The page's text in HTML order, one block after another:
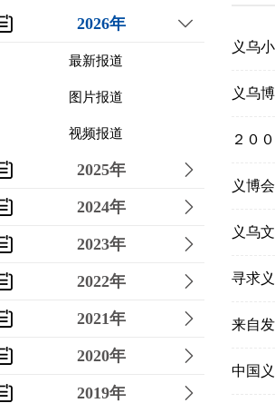
2026年
最新报道
图片报道
视频报道
2025年
2024年
2023年
2022年
2021年
2020年
2019年
义乌
义乌
２０
义博
义乌
寻求
来自
中国